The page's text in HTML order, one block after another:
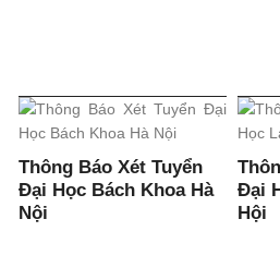
Thông Báo Xét Tuyển
Đại Học Bách Khoa Hà
Nội
Đại
Hội